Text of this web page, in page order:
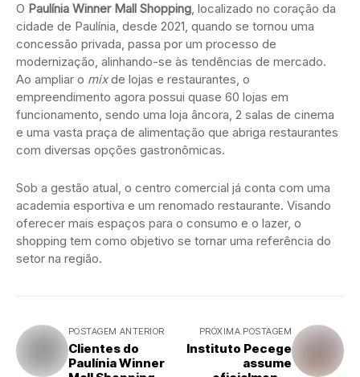
O Paulínia Winner Mall Shopping, localizado no coração da
cidade de Paulínia, desde 2021, quando se tornou uma
concessão privada, passa por um processo de
modernização, alinhando-se às tendências de mercado.
Ao ampliar o mixde lojas e restaurantes, o
empreendimento agora possui quase 60 lojas em
funcionamento, sendo uma loja âncora, 2 salas de cinema
e uma vasta praça de alimentação que abriga restaurantes
com diversas opções gastronômicas.
Sob a gestão atual, o centro comercial já conta com uma
academia esportiva e um renomado restaurante. Visando
oferecer mais espaços para o consumo e o lazer, o
shopping tem como objetivo se tornar uma referência do
setor na região.
POSTAGEM ANTERIOR
Clientes do
Paulínia Winner
PRÓXIMA POSTAGEM
Instituto Pecege
assume